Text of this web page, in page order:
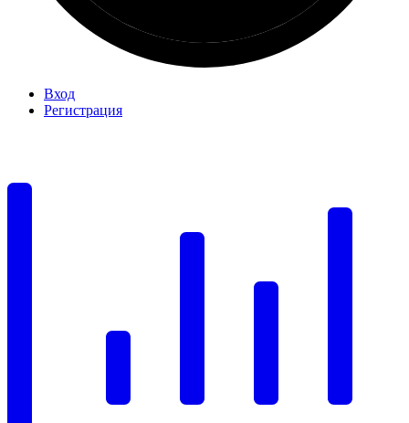
Вход
Регистрация